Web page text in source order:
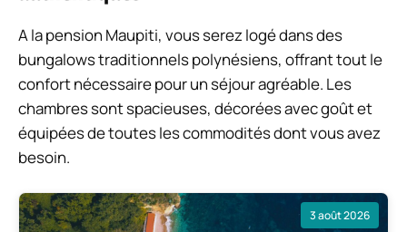
A la pension Maupiti, vous serez logé dans des
bungalows traditionnels polynésiens, offrant tout le
confort nécessaire pour un séjour agréable. Les
chambres sont spacieuses, décorées avec goût et
équipées de toutes les commodités dont vous avez
besoin.
3 août 2026